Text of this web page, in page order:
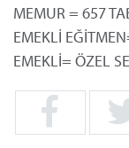
MEMUR = 657
EMEKLİ
EMEKLİ= ÖZEL